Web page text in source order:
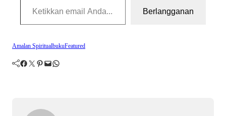
Berlangganan
Amalan SpiritualbukuFeatured
Facebook Twitter Pinterest Mail WhatsApp